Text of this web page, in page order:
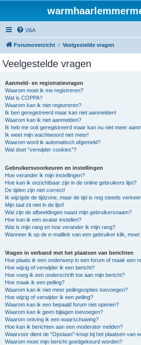
V&A
Forumoverzicht Veelgestelde vragen
Veelgestelde vragen
Aanmeld- en registratievragen
Waarom moet ik me registreren?
Wat is COPPA?
Waarom kan ik niet registreren?
Ik ben geregistreerd maar kan niet aanmelden!
Waarom kan ik niet aanmelden?
Ik heb me ooit geregistreerd maar kan nu niet meer
Ik weet mijn wachtwoord niet meer!
Waarom word ik automatisch afgemeld?
Wat doet "verwijder cookies"?
Gebruikersvoorkeuren en instellingen
Hoe verander ik mijn instellingen?
Hoe kan ik onzichtbaar zijn in de online gebruikers lijst?
De tijden zijn niet correct!
Ik wijzigde de tijdzone, maar de tijd is nog steeds
Mijn taal zit niet in de lijst!
Wat zijn de afbeeldingen naast mijn gebruikersnaam?
Hoe kan ik een avatar instellen?
Wat is mijn rang en hoe verander ik mijn rang?
Wanneer ik op de e-maillink van een gebruiker klik,
Vragen in verband met het plaatsen van berichten
Hoe plaats ik een onderwerp in een forum of maak een
Hoe wijzig of verwijder ik een bericht?
Hoe voeg ik een onderschrift toe aan mijn bericht?
Hoe maak ik een peiling?
Waarom kan ik niet meer peilingsopties toevoegen?
Hoe wijzig of verwijder ik een peiling?
Waarom kan ik een bepaald forum niet openen?
Waarom kan ik geen bijlagen toevoegen?
Waarom ontving ik een waarschuwing?
Hoe kan ik berichten aan een moderator melden?
Waarvoor dient de "Opslaan"-knop bij het plaatsen van
Waarom moet mijn bericht goedgekeurd worden?